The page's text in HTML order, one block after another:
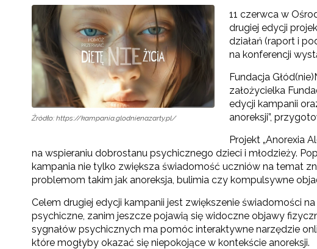
Źródło: https://kampania.glodnienazarty.pl/
11 czerwca w
drugiej edycji
działań (raport i
na konferencji
Fundacja
założycielka
edycji kampanii
anoreksji”,
Projekt „Anorexia
na wspieraniu dobrostanu psychicznego dzieci i młodzieży.
kampania nie tylko zwiększa świadomość uczniów na temat
problemom takim jak anoreksja, bulimia czy kompulsywne
Celem drugiej edycji kampanii jest zwiększenie świadomości
psychiczne, zanim jeszcze pojawią się widoczne objawy
sygnałów psychicznych ma pomóc interaktywne narzędzie
które mogłyby okazać się niepokojące w kontekście anoreksji.